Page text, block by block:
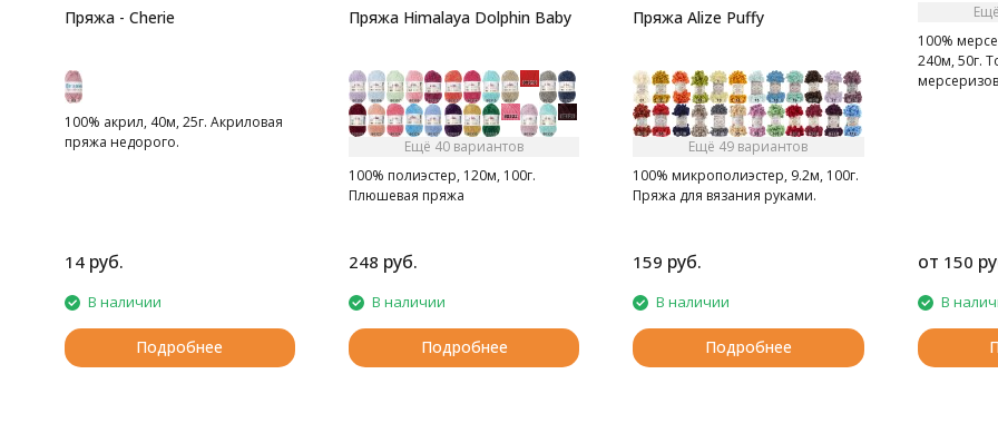
Пряжа - Cherie
100% акрил, 40м, 25г. Акриловая
пряжа недорого.
14 руб.
В наличии
Подробнее
Пряжа Himalaya Dolphin Baby
Ещё 40 вариантов
100% полиэстер, 120м, 100г.
Плюшевая пряжа
248 руб.
В наличии
Подробнее
Пряжа Alize Puffy
Ещё 49 вариантов
100% микрополиэстер, 9.2м, 100г.
Пряжа для вязания руками.
159 руб.
В наличии
Подробнее
100%
240м, 50г.
от 150
В